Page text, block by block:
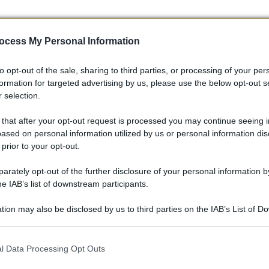
My Personal Information
opt-out of the sale, sharing to third parties, or processing of your
for targeted advertising by us, please use the below opt-out
selection.
that after your opt-out request is processed you may continue seeing
on personal information utilized by us or personal information
to your opt-out.
opt-out of the further disclosure of your personal information
IAB’s list of downstream participants.
may also be disclosed by us to third parties on the IAB’s List of
including but not limited to your visit or usage behaviour. You may
Data Processing Opt Outs
e sociale, la faida tra Musk e Trump rappresenta un
avere ripercussioni significative sul mercato. Mentre i due
il futuro di Tesla appare sempre più incerto. La questione
tensione e quali saranno le conseguenze per l’industria